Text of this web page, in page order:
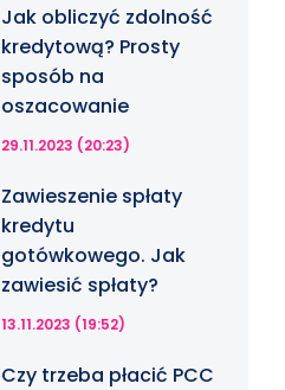
Jak obliczyć zdolność
kredytową? Prosty
sposób na
oszacowanie
29.11.2023 (20:23)
Zawieszenie spłaty
kredytu
gotówkowego. Jak
zawiesić spłaty?
13.11.2023 (19:52)
Czy trzeba płacić PCC